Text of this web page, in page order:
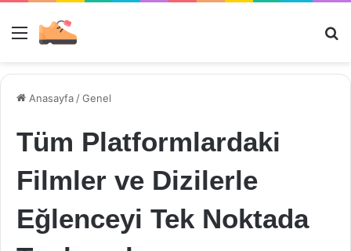
Menü
Anasayfa /Genel
Tüm Platformlardaki
Filmler ve Dizilerle
Eğlenceyi Tek Noktada